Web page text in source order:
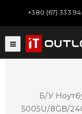
+380 (67) 333 94
Б/У
5005U/8GB/